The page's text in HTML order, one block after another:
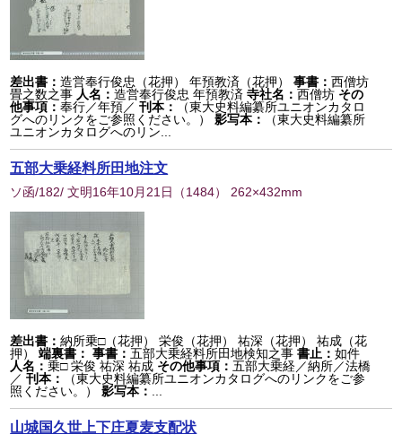
差出書：造営奉行俊忠（花押） 年預教済（花押） 事書：西僧坊
畳之数之事 人名：造営奉行俊忠 年預教済 寺社名：西僧坊 その
他事項：奉行／年預／刊本：
（東大史料編纂所ユニオンカタロ
グへのリンクをご参照ください。）
影写本：
（東大史料編纂所
ユニオンカタログへのリン...
五部大乗経料所田地注文
ソ函/182/ 文明16年10月21日 （1484） 262×432mm
差出書：納所乗□（花押） 栄俊（花押） 祐深（花押） 祐成（花
押）
端裏書： 事書：五部大乗経料所田地検知之事 書止：如件
人名：乗□ 栄俊 祐深 祐成 その他事項：五部大乗経／納所／法橋
／刊本：
（東大史料編纂所ユニオンカタログへのリンクをご参
照ください。）
影写本：
山城国久世上下庄夏麦支配状